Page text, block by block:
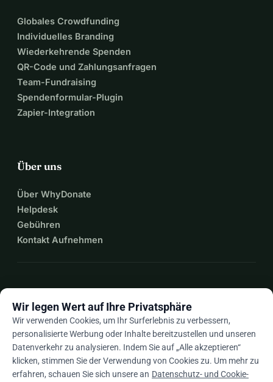
Globales Crowdfunding
Individuelles Branding
Wiederkehrende Spenden
QR-Code und Zahlungsanfragen
Team-Fundraising
Spendenformular-Plugin
Zapier-Integration
Über uns
Über WhyDonate
Helpdesk
Gebühren
Kontakt Aufnehmen
Dearrow_drop_down
★★★★★4,9 / 5 basierend auf 500+ Bewertungen
Wir legen Wert auf Ihre Privatsphäre
Wir verwenden Cookies, um Ihr Surferlebnis zu verbessern,
personalisierte Werbung oder Inhalte bereitzustellen und unseren
Datenverkehr zu analysieren. Indem Sie auf „Alle akzeptieren“
klicken, stimmen Sie der Verwendung von Cookies zu. Um mehr zu
erfahren, schauen Sie sich unsere an Datenschutz- und Cookie-